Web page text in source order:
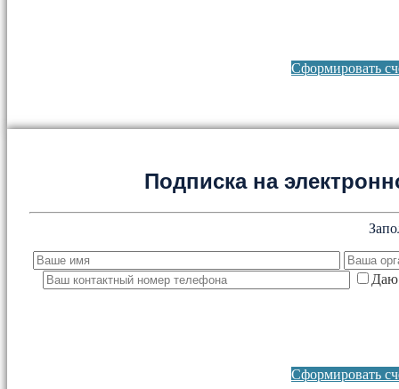
Сформировать
Подписка на
Даю
Сформировать